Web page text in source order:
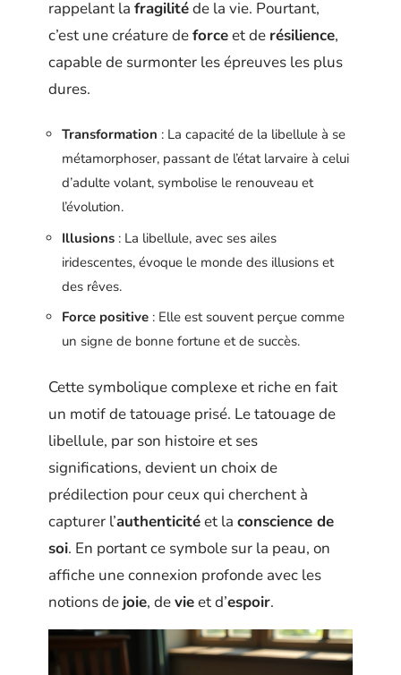
rappelant la fragilitéde la vie. Pourtant,
c’est une créature deforceet de résilience,
capable de surmonter les épreuves les plus
dures.
Transformation : La capacité de la libellule à se
métamorphoser, passant de l’état larvaire à celui
d’adulte volant, symbolise le renouveau et
l’évolution.
Illusions : La libellule, avec ses ailes
iridescentes, évoque le monde des illusions et
des rêves.
Force positive : Elle est souvent perçue comme
un signe de bonne fortune et de succès.
Cette symbolique complexe et riche en fait
un motif de tatouage prisé. Le tatouage de
libellule, par son histoire et ses
significations, devient un choix de
prédilection pour ceux qui cherchent à
capturer l’authenticitéet la conscience de
soi. En portant ce symbole sur la peau, on
affiche une connexion profonde avec les
notions de joie, devieet d’espoir.